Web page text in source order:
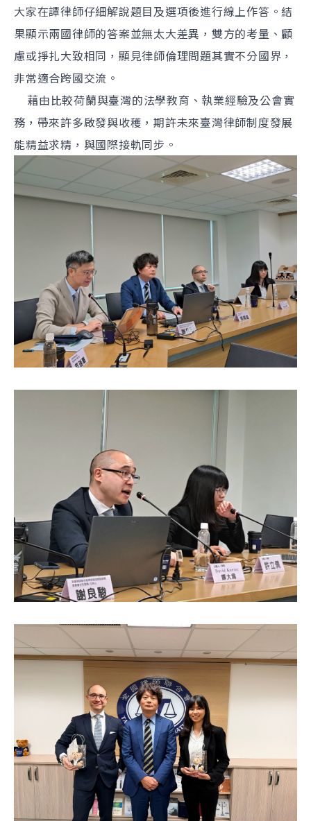
大家在譚律師仔細解說題目及選項後進行線上作答。結
果顯示兩國律師的答案並無太大差異，雙方的考量、顧
慮或掙扎大致相同，顯見律師倫理問題其實不分國界，
非常適合跨國交流。
藉由比較荷蘭與臺灣的法學教育、執業經驗及公會實
務，帶來許多啟發與收穫，期許未來臺灣律師制度發展
能精益求精，與國際接軌同步。